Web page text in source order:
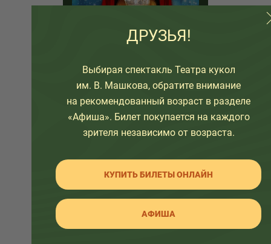
Рекомендуем этот спектакль для
Легендарная сказка Э. Гофмана
под музыку П.И. Чайковского
6+
ДРУЗЬЯ!
Выбирая спектакль Театра кукол
им. В. Машкова, обратите внимание
на рекомендованный возраст в разделе
«Афиша». Билет покупается на каждого
зрителя независимо от возраста.
КУПИТЬ БИЛЕТЫ ОНЛАЙН
АФИША